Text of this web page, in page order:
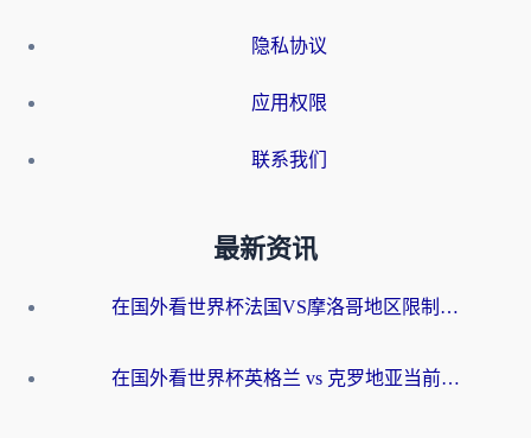
隐私协议
应用权限
联系我们
最新资讯
在国外看世界杯法国VS摩洛哥地区限制？这篇指南让你流畅看中文解说无压力
在国外看世界杯英格兰 vs 克罗地亚当前地区不可播放？这篇指南帮你搞定所有海外观赛难题